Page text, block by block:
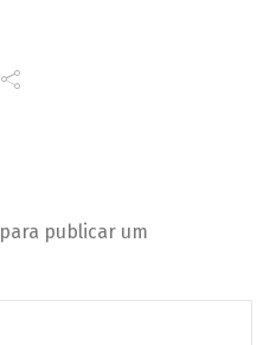
para publicar um